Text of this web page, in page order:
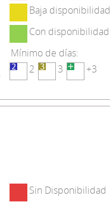
Baja disponibilidad
Con disponibilidad
Mínimo de días:
2
3 +3
Sin Disponibilidad